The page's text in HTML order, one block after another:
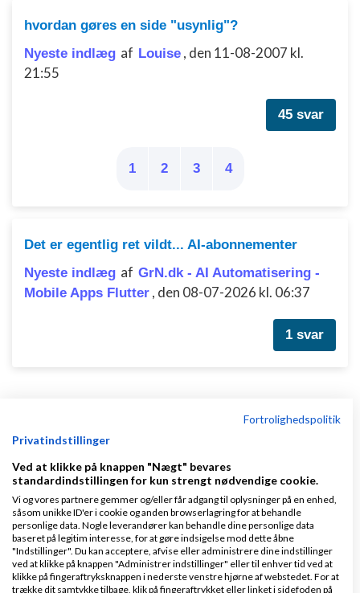
hvordan gøres en side "usynlig"?
Nyeste indlæg af Louise , den 11-08-2007 kl.
21:55
45 svar
1 2 3 4
Det er egentlig ret vildt... AI-abonnementer
Nyeste indlæg af GrN.dk - AI Automatisering -
Mobile Apps Flutter , den 08-07-2026 kl. 06:37
1 svar
Klar lønnen med Danløn
Lav løn på et øjeblik–nemt, sikkert
og billigt. Opret gratis konto.
www.danlon.dk/
Køb en virksomhed
Køb en virksomhed med
kunder og omsætning hos Saxis
Fortrolighedspolitik
Privatindstillinger
Ved at klikke på knappen "Nægt" bevares
standardindstillingen for kun strengt nødvendige cookie.
Vi og vores partnere gemmer og/eller får adgang til oplysninger på en enhed,
såsom unikke ID'er i cookie og anden browserlagring for at behandle
personlige data. Nogle leverandører kan behandle dine personlige data
baseret på legitim interesse, for at gøre indsigelse mod dette åbne
"Indstillinger". Du kan acceptere, afvise eller administrere dine indstillinger
ved at klikke på knappen "Administrer indstillinger" eller til enhver tid ved at
klikke på fingeraftryksknappen i nederste venstre hjørne af webstedet. For at
trække dit samtykke tilbage, klik på fingeraftrykket eller linket i sidefoden på